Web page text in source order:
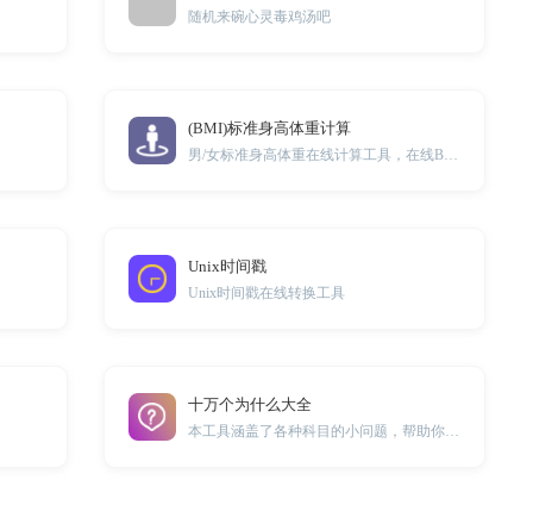
随机来碗心灵毒鸡汤吧
(BMI)标准身高体重计算
男/女标准身高体重在线计算工具，在线BMI指数计算器
Unix时间戳
Unix时间戳在线转换工具
十万个为什么大全
本工具涵盖了各种科目的小问题，帮助你解答各种小知识。